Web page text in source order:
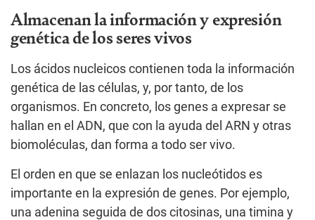
Almacenan la información y expresión
genética de los seres vivos
Los ácidos nucleicos contienen toda la información
genética de las células, y, por tanto, de los
organismos. En concreto, los genes a expresar se
hallan en el ADN, que con la ayuda del ARN y otras
biomoléculas, dan forma a todo ser vivo.
El orden en que se enlazan los nucleótidos es
importante en la expresión de genes. Por ejemplo,
una adenina seguida de dos citosinas, una timina y